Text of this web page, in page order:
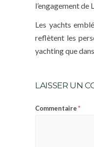
l’engagement
Les yachts
reflètent les
yachting que
LAISSER UN
Commentaire*